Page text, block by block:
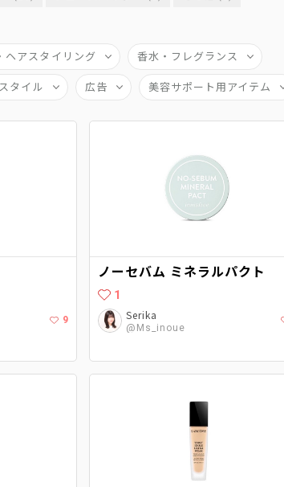
ヘアスタイリング
香水・フレグランス
タイル 広告 美容サポート用アイテム
9
ノーセバム ミネラルパクト
1
Serika
@Ms_inoue